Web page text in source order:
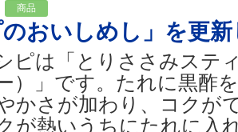
商品
のおいしめし」を更
ピは「とりささみステ
）」です。たれに黒酢
かさが加わり、コクが
が熱いうちにたれに入